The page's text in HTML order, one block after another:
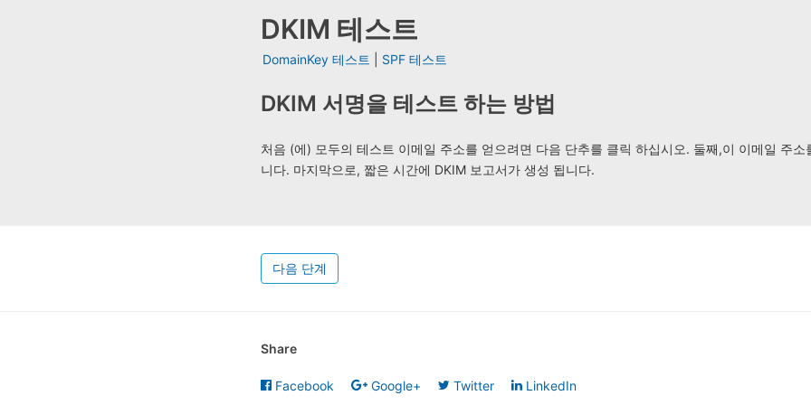
DKIM 테스트
DomainKey 테스트 SPF 테스트
DKIM 서명을 테스트 하는 방법
처음 (에) 모두의 테스트 이메일 주소를 얻으려면 다음 단추를 클릭 하십시오. 둘째,이 이메일 주소
니다. 마지막으로, 짧은 시간에 DKIM 보고서가 생성 됩니다.
다음 단계
Share
Facebook Google+ Twitter LinkedIn